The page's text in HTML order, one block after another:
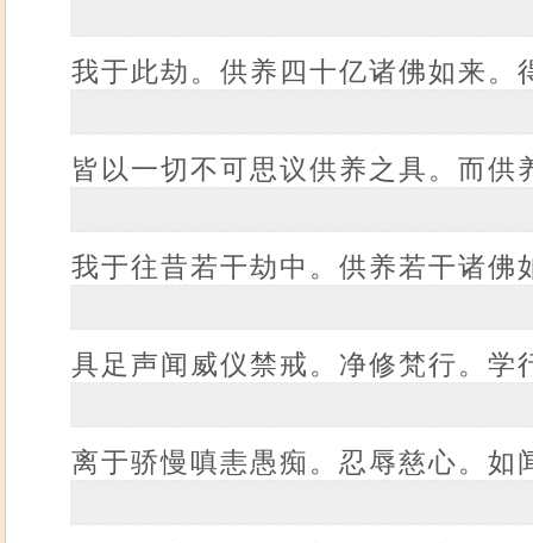
我于此劫。供养四十亿诸佛如来
皆以一切不可思议供养之具。而
我于往昔若干劫中。供养若干诸佛
具足声闻威仪禁戒。净修梵行。学
离于骄慢嗔恚愚痴。忍辱慈心。